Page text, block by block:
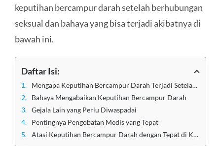
keputihan bercampur darah setelah berhubungan
seksual dan bahaya yang bisa terjadi akibatnya di
bawah ini.
Daftar Isi:
Mengapa Keputihan Bercampur Darah Terjadi Setelah Berhubungan?
Bahaya Mengabaikan Keputihan Bercampur Darah
Gejala Lain yang Perlu Diwaspadai
Pentingnya Pengobatan Medis yang Tepat
Atasi Keputihan Bercampur Darah dengan Tepat di Klinik Utama Sentosa